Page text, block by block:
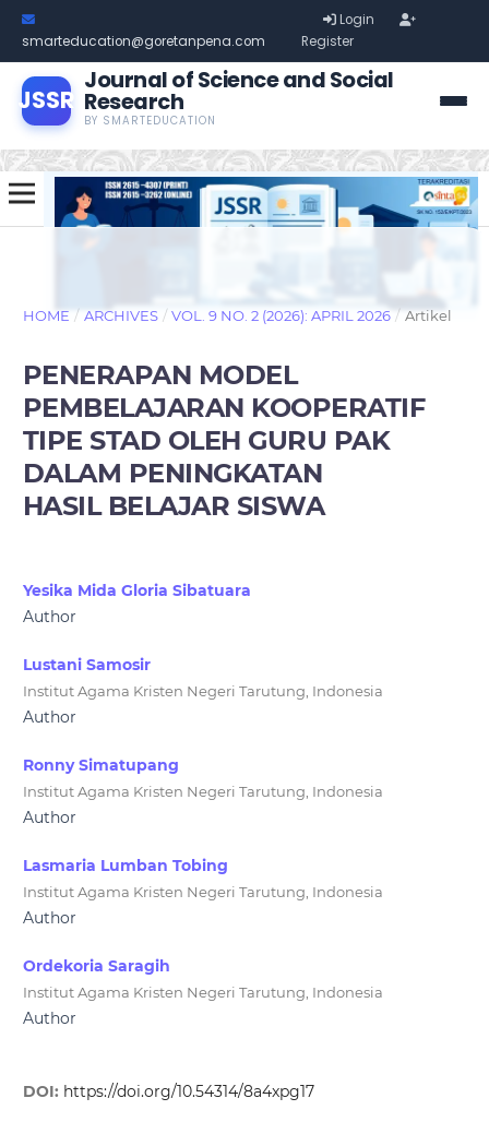
smarteducation@goretanpena.com
Login
Register
JSSR
Journal of Science and Social
Research
BY SMARTEDUCATION
HOME / ARCHIVES / VOL. 9 NO. 2 (2026): APRIL 2026 / Artikel
PENERAPAN MODEL
PEMBELAJARAN KOOPERATIF
TIPE STAD OLEH GURU PAK
DALAM PENINGKATAN
HASIL BELAJAR SISWA
Yesika Mida Gloria Sibatuara
Author
Lustani Samosir
Institut Agama Kristen Negeri Tarutung, Indonesia
Author
Ronny Simatupang
Institut Agama Kristen Negeri Tarutung, Indonesia
Author
Lasmaria Lumban Tobing
Institut Agama Kristen Negeri Tarutung, Indonesia
Author
Ordekoria Saragih
Institut Agama Kristen Negeri Tarutung, Indonesia
Author
DOI: https://doi.org/10.54314/8a4xpg17